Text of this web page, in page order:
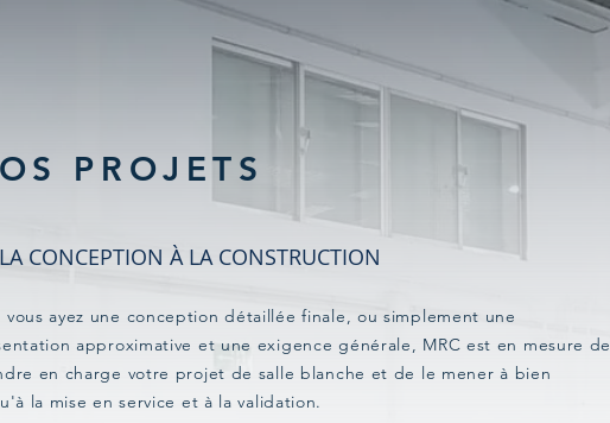
PROJETS
CONCEPTION À LA CONSTRUCTION
vous ayez une conception détaillée finale, ou simplement une
approximative et une exigence générale, MRC est en mesure de
en charge votre projet de salle blanche et de le mener à bien
la mise en service et à la validation.